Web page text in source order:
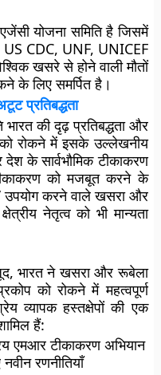
योजना समिति है जिसमें
CDC, UNF, UNICEF
खसरे से होने वाली मौतों
के लिए समर्पित है।
प्रतिबद्धता
की दृढ़ प्रतिबद्धता और
रोकने में इसके उल्लेखनीय
के सार्वभौमिक टीकाकरण
को मजबूत करने के
करने वाले खसरा और
नेतृत्व को भी मान्यता
भारत ने खसरा और रूबेला
को रोकने में महत्वपूर्ण
व्यापक हस्तक्षेपों की एक
हैं:
एमआर टीकाकरण अभियान
रणनीतियाँ